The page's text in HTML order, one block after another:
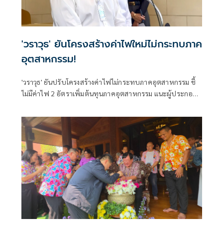
'วราวุธ' ยันโครงสร้างค่าไฟใหม่ไม่กระทบภาค
อุตสาหกรรม!
'วราวุธ' ยันปรับโครงสร้างค่าไฟไม่กระทบภาคอุตสาหกรรม ชี้
ไม่มีค่าไฟ 2 อัตราเพิ่มต้นทุนภาคอุตสาหกรรม แนะผู้ประกอบ